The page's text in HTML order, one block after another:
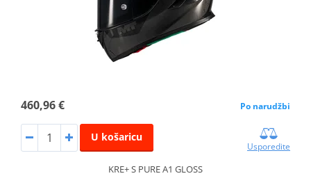
460,96 € Po narudžbi
U košaricu
Usporedite
KRE+ S PURE A1 GLOSS